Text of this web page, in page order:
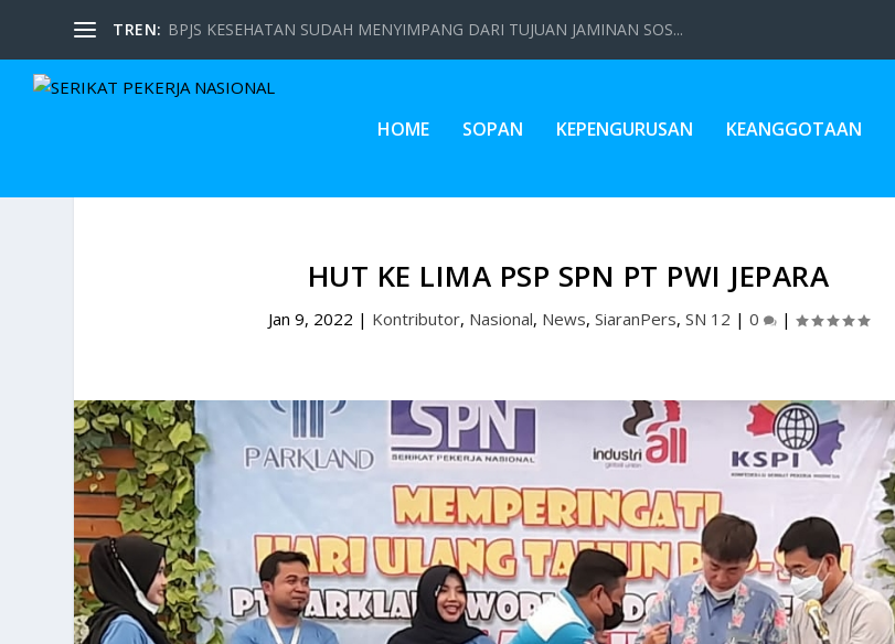
TREN: BPJS KESEHATAN SUDAH MENYIMPANG DARI TUJUAN JAMINAN SOS...
HOME SOPAN KEPENGURUSAN KEANGGOTAAN
HUT KE LIMA PSP SPN PT PWI JEPARA
Jan 9, 2022 | Kontributor, Nasional, News, SiaranPers, SN 12 | 0 |